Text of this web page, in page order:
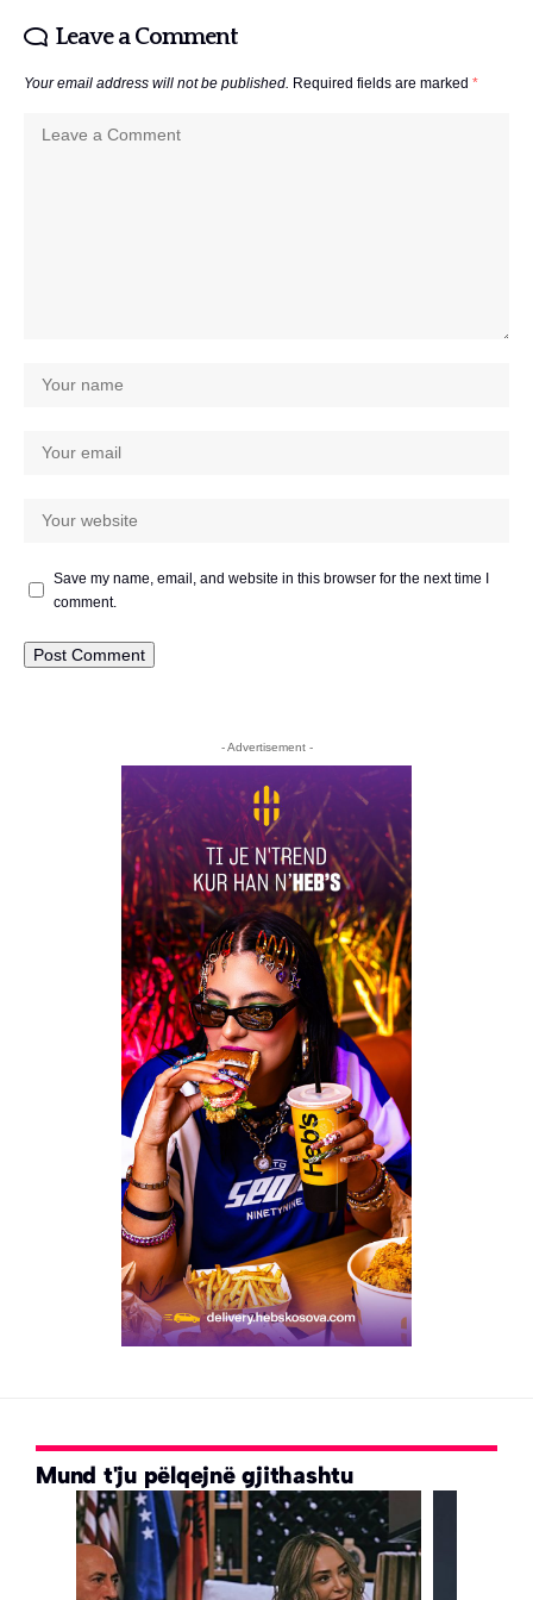
Leave a Comment
Your email address will not be published. Required fields are marked *
Save my name, email, and website in this browser for the next time I
comment.
- Advertisement -
Mund t'ju pëlqejnë gjithashtu